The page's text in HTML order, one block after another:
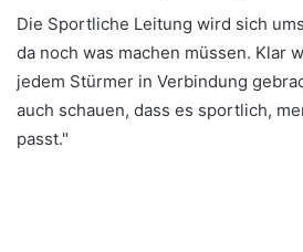
Die Sportliche Leitung wird sich
da noch was machen müssen. Klar
jedem Stürmer in Verbindung
auch schauen, dass es sportlich,
passt."